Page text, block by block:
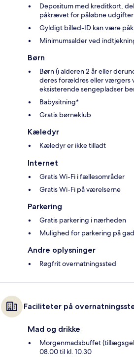
Depositum med kreditkort,
påkrævet for påløbne udgifter
Gyldigt billed-ID kan være
Minimumsalder ved
Børn
Børn (i alderen 2 år eller
deres forældres eller værgers
eksisterende sengepladser
Babysitning*
Gratis børneklub
Kæledyr
Kæledyr er ikke tilladt
Internet
Gratis Wi-Fi i fællesområder
Gratis Wi-Fi på værelserne
Parkering
Gratis parkering i nærheden
Mulighed for parkering på
Andre oplysninger
Røgfrit overnatningssted
Faciliteter på
Mad og drikke
Morgenmadsbuffet
08.00 til kl. 10.30